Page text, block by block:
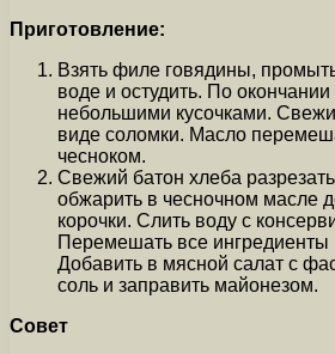
Приготовление:
Взять филе говядины,
воде и остудить. По окончании
небольшими кусочками.
виде соломки. Масло
чесноком.
Свежий батон хлеба
обжарить в чесночном масле
корочки. Слить воду с
Перемешать все ингредиенты
Добавить в мясной салат с
соль и заправить майонезом.
Совет